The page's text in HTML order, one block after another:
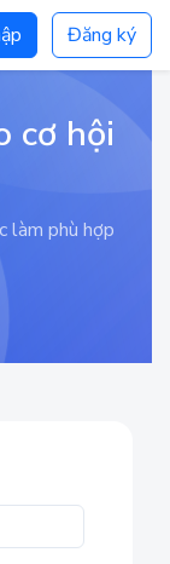
Đăng ký
cơ hội
làm phù hợp